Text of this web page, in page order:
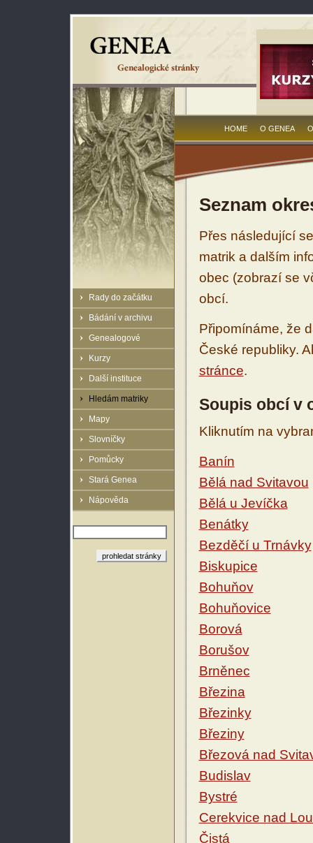
Rady do začátku
Bádání v archivu
Genealogové
Kurzy
Další instituce
Hledám matriky
Mapy
Slovníčky
Pomůcky
Stará Genea
Nápověda
HOME O GENEA
Seznam
Přes následující
matrik a dalším
obec (zobrazí se
obcí.
Připomínáme, že
České republiky.
stránce.
Soupis obcí v
Kliknutím na
Banín
Bělá nad Svitavou
Bělá u Jevíčka
Benátky
Bezděčí u Trnávky
Biskupice
Bohuňov
Bohuňovice
Borová
Borušov
Brněnec
Březina
Březinky
Březiny
Březová nad
Budislav
Bystré
Cerekvice nad
Čistá